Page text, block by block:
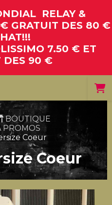
RELAY &
GRATUIT DES 80 €
7.50 € ET
DES 90 €
BOUTIQUE
PROMOS
Coeur
Coeur